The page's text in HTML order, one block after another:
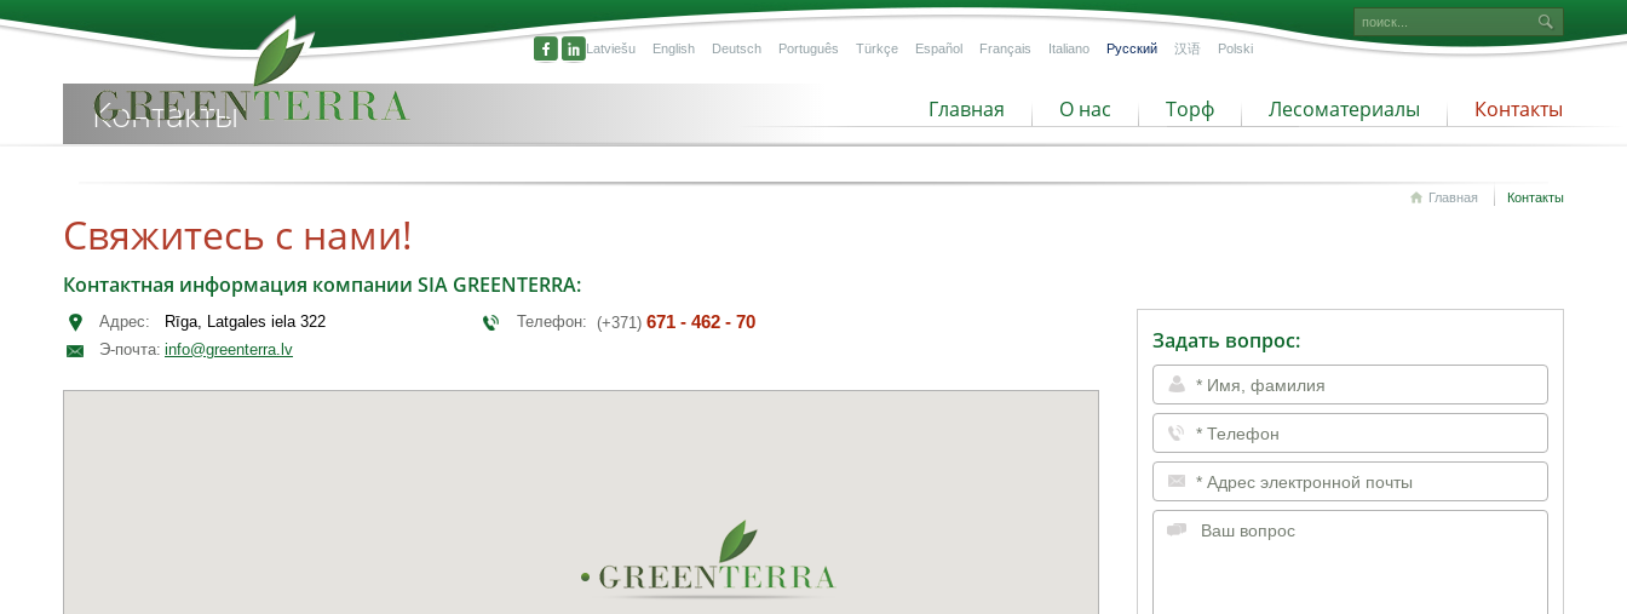
Latviešu English Deutsch Português Türkçe Español Français Italiano Русский 汉语 Polski
Главная О нас Торф Лесоматериалы Контакты
Контакты
Главная Контакты
Свяжитесь с нами!
Контактная информация компании SIA GREENTERRA:
Адрес:
Rīga, Latgales iela 322
Э-почта: info@greenterra.lv
Телефон: (+371) 671 - 462 - 70
Задать вопрос: